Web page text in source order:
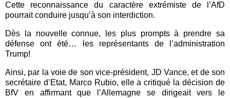
Cette reconnaissance du caractère extrémiste de l’AfD
pourrait conduire jusqu’à son interdiction.
Dès la nouvelle connue, les plus prompts à prendre sa
défense ont été… les représentants de l’administration
Trump!
Ainsi, par la voie de son vice-président, JD Vance, et de son
secrétaire d’Etat, Marco Rubio, elle a critiqué la décision de
BfV en affirmant que l’Allemagne se dirigeait vers le